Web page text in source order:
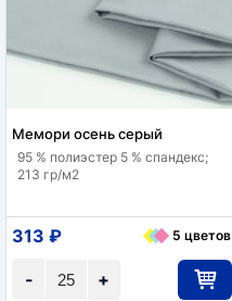
Мемори осень серый
95 % полиэстер 5 % спандекс;
213 гр/м2
+
-
313 ₽ 5 цветов